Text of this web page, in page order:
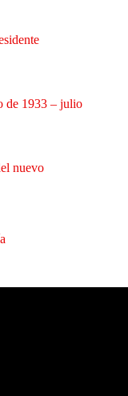
de 1933 – julio
nuevo